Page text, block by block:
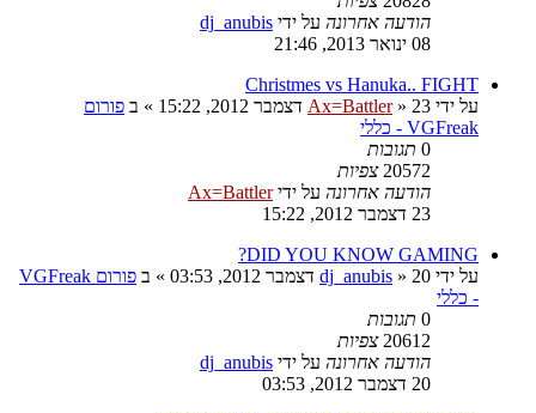
הודעה אחרונה על ידי dj_anubis
08 ינואר 2013, 21:46
Christmes vs Hanuka.. FIGHT
על ידי
Ax=Battler» 23 דצמבר 2012, 15:22 » ב פורום
VGFreak - כללי
0 תגובות
20572 צפיות
הודעה אחרונה על ידיAx=Battler
23 דצמבר 2012, 15:22
DID YOU KNOW GAMING?
על ידי
dj_anubis » 20 דצמבר 2012, 03:53 » ב
פורום VGFreak
- כללי
0 תגובות
20612 צפיות
הודעה אחרונה על ידי dj_anubis
20 דצמבר 2012, 03:53